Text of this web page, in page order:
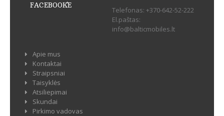
FACEBOOK`E
Telefonas: +370-642-52-222
El.paštas:
info@balticmobiles.lt
Apie mus
Kontaktai
Straipsniai
Taisyklės
Atsiliepimai
Skundai
Pirkimo vadovas